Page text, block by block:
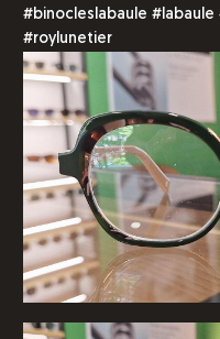
#binocleslabaule
#roylunetier